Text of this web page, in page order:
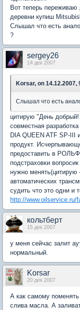
Вот теперь
деревни купиш
Слышал что есть
?
sergey26
14 дек 2007
Korsar, on 14.12.2007,
Слышал что есть
цитирую "День
совместная
DIA QUEEN ATF SP-III
продукт.
предоставить в
подстраховки
нужно
автоматических
судить что это одни и
http://www.oilservice.ru/
кольтберт
15 дек 2007
у меня сейчас залит
нормальный.
Korsar
20 дек 2007
А как самому
слива масла. А